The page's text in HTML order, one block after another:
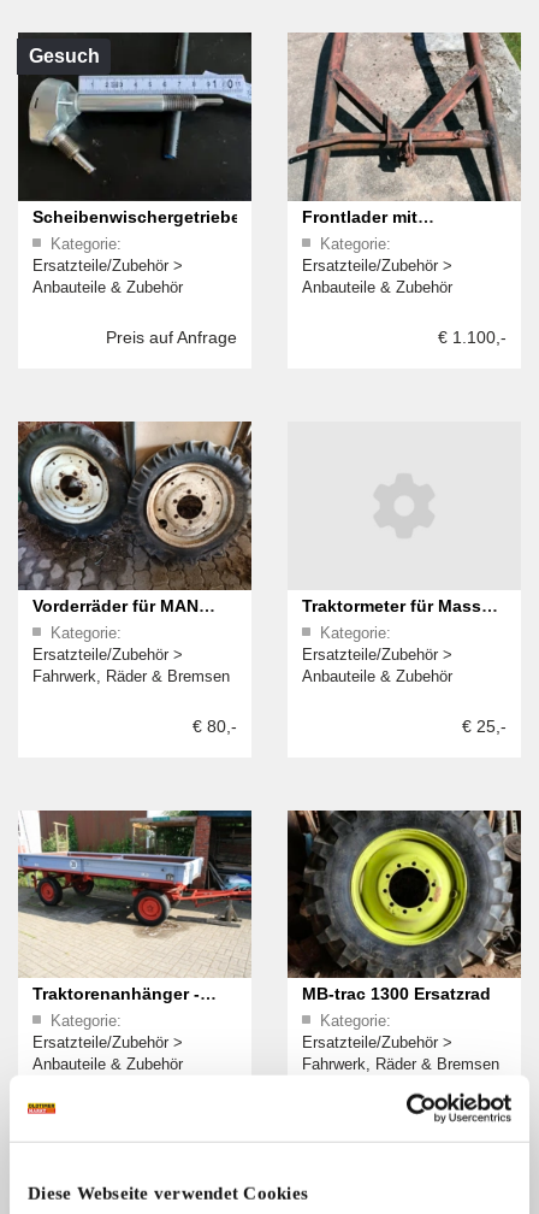
Diese Webseite verwendet Cookies
Gesuch
Scheibenwischergetriebe
Kategorie:
Ersatzteile/Zubehör >
Anbauteile & Zubehör
Preis auf Anfrage
Frontlader mit
Anbaukonsolen für
Güldner
Kategorie:
Ersatzteile/Zubehör >
Anbauteile & Zubehör
€ 1.100,-
Vorderräder für MAN
Allrad
Kategorie:
Ersatzteile/Zubehör >
Fahrwerk, Räder & Bremsen
€ 80,-
Traktormeter für Massey
Ferguson 65, Preis €
25,-, Tel. 05355/8190
Kategorie:
Ersatzteile/Zubehör >
Anbauteile & Zubehör
€ 25,-
Traktorenanhänger -
MAACK
Kategorie:
Ersatzteile/Zubehör >
Anbauteile & Zubehör
MB-trac 1300 Ersatzrad
Kategorie:
Ersatzteile/Zubehör >
Fahrwerk, Räder & Bremsen
€ 500,-